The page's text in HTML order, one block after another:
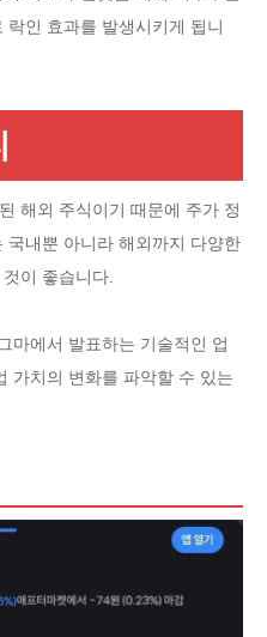
인 효과를 발생시키게 됩니
해외 주식이기 때문에 주가 정
국내뿐 아니라 해외까지 다양한
이 좋습니다.
마에서 발표하는 기술적인 업
가치의 변화를 파악할 수 있는